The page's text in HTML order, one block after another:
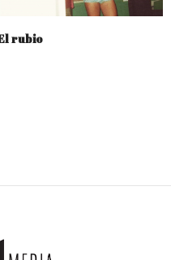
rubio